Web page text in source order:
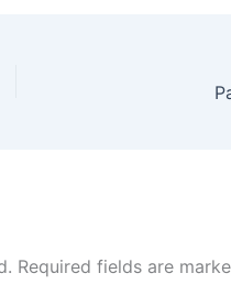
Required fields are